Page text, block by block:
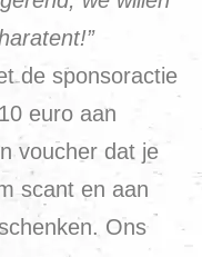
de sponsoractie
euro aan
voucher dat je
scant en aan
Ons